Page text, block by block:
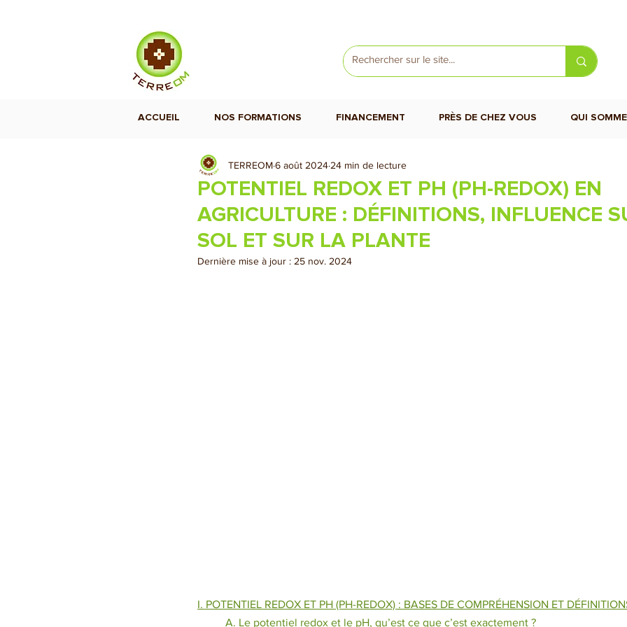
ACCUEIL NOS FORMATIONS FINANCEMENT PRÈS DE CHEZ VOUS QUI
POTENTIEL REDOX ET PH (PH-REDOX) EN
AGRICULTURE : DÉFINITIONS, INFLUENCE
SOL ET SUR LA PLANTE
TERREOM6 août 2024 24 min de lecture
Dernière mise à jour : 25 nov. 2024
I. POTENTIEL REDOX ET PH (PH-REDOX) : BASES DE COMPRÉHENSION ET
A. Le potentiel redox et le pH, qu’est ce que c’est exactement ?